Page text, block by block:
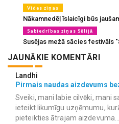
Vides ziņas
Nākamnedēļ īslaicīgi būs
Sabiedrības ziņas Sēlijā
Susējas mežā sācies festivāls
JAUNĀKIE KOMENTĀRI
Landhi
Pirmais naudas aizdevums
Sveiki, mani labie cilvēki, mani
ieteikt likumīgu uzņēmumu,
pieteikties ātrajam aizdevuma...